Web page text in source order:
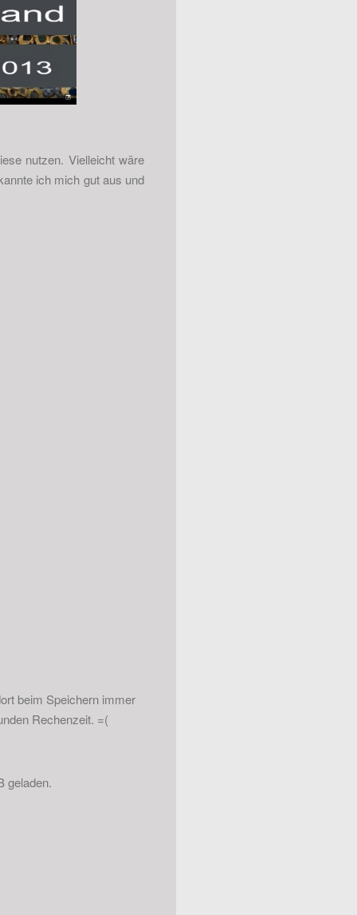
nutzen. Vielleicht wäre
ich mich gut aus und
beim Speichern immer
Rechenzeit. =(
geladen.